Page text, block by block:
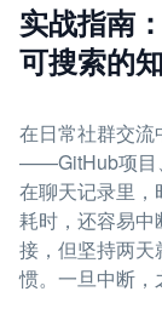
实战指南
可搜索的
在日常社群交
——GitHub项目
在聊天记录里，
耗时，还容易
接，但坚持两
惯。一旦中断，